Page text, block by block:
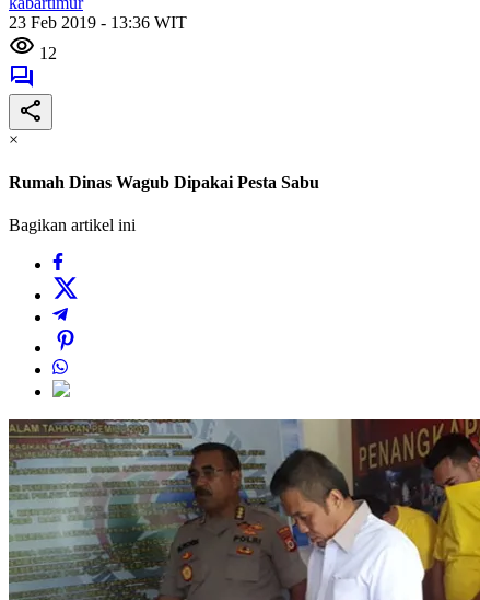
23 Feb 2019 - 13:36 WIT
12
×
Rumah Dinas Wagub Dipakai Pesta Sabu
Bagikan artikel ini